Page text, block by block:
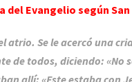
del Evangelio según San
atrio. Se le acercó una
de todos, diciendo: «No